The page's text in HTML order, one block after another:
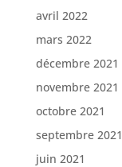
avril 2022
mars 2022
décembre 2021
novembre 2021
octobre 2021
septembre 2021
juin 2021